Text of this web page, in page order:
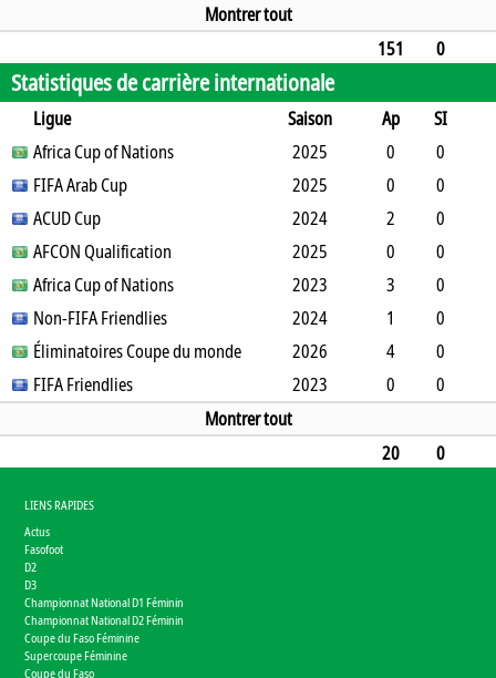
0 0
Montrer tout
151
0
3
24 0 0 15 0 0
Statistiques de carrière internationale
Ligue Saison Ap
SI
SO
B B CR Min
Africa Cup of Nations 2025 0
0
0
4 0 0
FIFA Arab Cup 2025 0
0
0
3 0
ACUD Cup 2024 2
0
2
0 0 0 120
AFCON Qualification 2025 0
0
0
4 0 0
Africa Cup of Nations 2023 3
0
0
0 0 0 270
Non-FIFA Friendlies 2024 1
0
0
0 0 0 0 0 90
Éliminatoires Coupe du monde 2026 4
0
0
4 0 0 360
FIFA Friendlies 2023 0
0
0 0
Montrer tout
20
0
LIENS RAPIDES
Actus
Fasofoot
D2
D3
Championnat National D1 Féminin
Championnat National D2 Féminin
Coupe du Faso Féminine
Supercoupe Féminine
Coupe du Faso